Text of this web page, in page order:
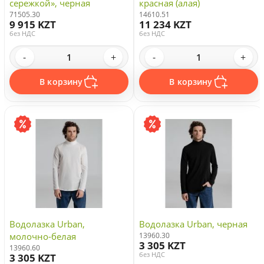
сережкой», черная
71505.30
9 915 KZT
без НДС
- +
В корзину
красная (алая)
14610.51
11 234 KZT
без НДС
- +
В корзину
Водолазка Urban,
молочно-белая
13960.60
3 305 KZT
Водолазка Urban, черная
13960.30
3 305 KZT
без НДС